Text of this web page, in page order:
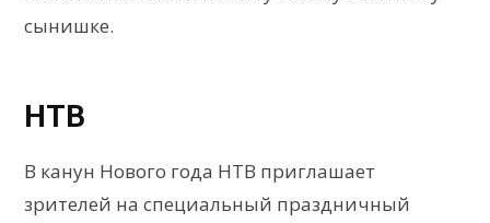
сынишке.
НТВ
В канун Нового года НТВ приглашает
зрителей на специальный праздничный